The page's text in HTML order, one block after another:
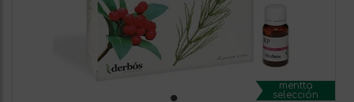
mentta
selección